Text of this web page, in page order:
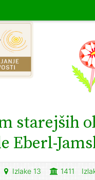
starejših
Eberl-
Izlake 13 1411